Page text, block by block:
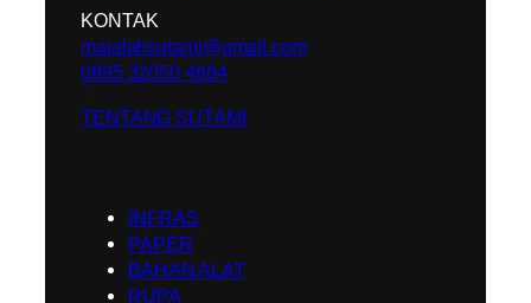
KONTAK
majalahsutami@gmail.com
0895 32050 4664
TENTANG SUTAMI
INFRAS
PAPER
BAHAN ALAT
RUPA